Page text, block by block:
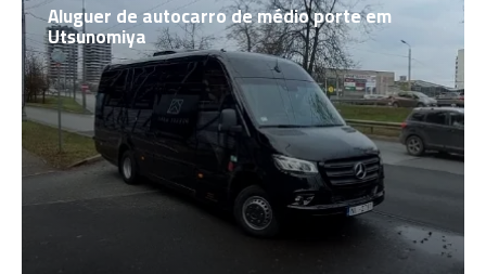
Aluguer de autocarro de médio porte em
Utsunomiya